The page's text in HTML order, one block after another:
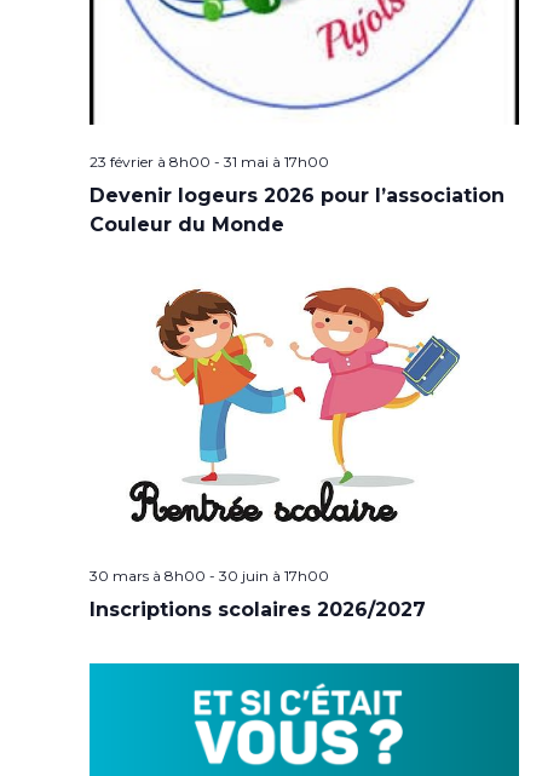
23 février à 8h00 - 31 mai à 17h00
Devenir logeurs 2026 pour l’association
Couleur du Monde
30 mars à 8h00 - 30 juin à 17h00
Inscriptions scolaires 2026/2027